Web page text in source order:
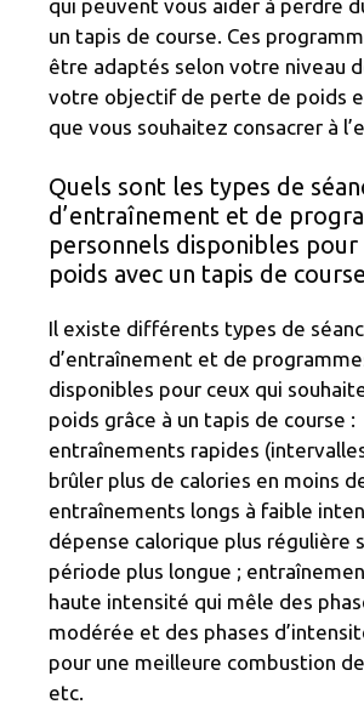
qui peuvent vous aider à perdre
un tapis de course. Ces
être adaptés selon votre niveau
votre objectif de perte de poids
que vous souhaitez consacrer à
Quels sont les types de
d’entraînement et de
personnels disponibles
poids avec un tapis de
Il existe différents types de
d’entraînement et de
disponibles pour ceux qui
poids grâce à un tapis de course :
entraînements rapides
brûler plus de calories en moins
entraînements longs à faible
dépense calorique plus régulière
période plus longue ;
haute intensité qui mêle des
modérée et des phases
pour une meilleure combustion
etc.